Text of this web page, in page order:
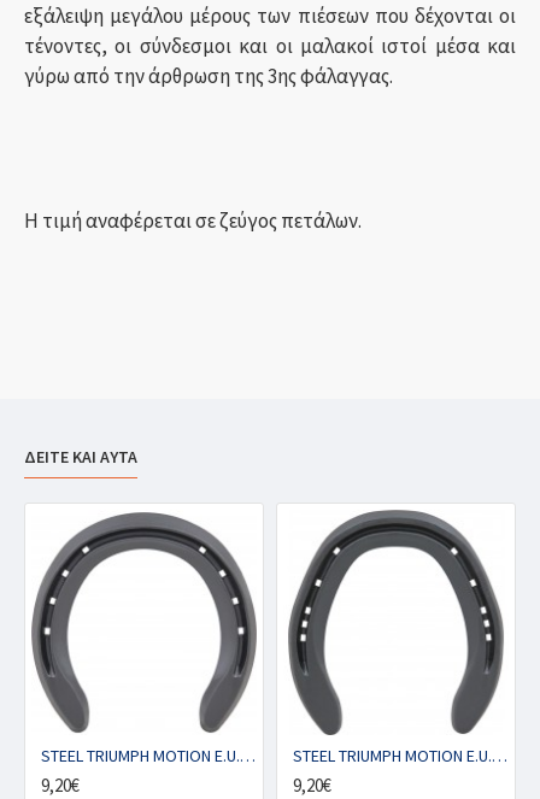
εξάλειψη μεγάλου μέρους των πιέσεων που δέχονται οι
τένοντες, οι σύνδεσμοι και οι μαλακοί ιστοί μέσα και
γύρω από την άρθρωση της 3ης φάλαγγας.
Η τιμή αναφέρεται σε ζεύγος πετάλων.
ΔΕΙΤΕ ΚΑΙ ΑΥΤΑ
STEEL TRIUMPH MOTION E.U. - Μπροστινό με 2 κλιπ (ζευγ.)
9,20€
STEEL TRIUMPH MOTION E.U. - Πισινό με 2 κλιπ (ζευγ.)
9,20€